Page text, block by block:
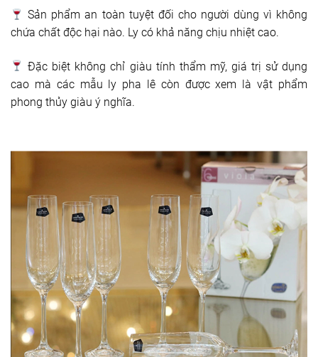
Sản phẩm an toàn tuyệt đối cho người dùng vì không
chứa chất độc hại nào. Ly có khả năng chịu nhiệt cao.
Đặc biệt không chỉ giàu tính thẩm mỹ, giá trị sử dụng
cao mà các mẫu ly pha lê còn được xem là vật phẩm
phong thủy giàu ý nghĩa.